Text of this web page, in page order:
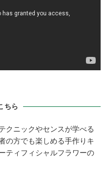
ちら
クニックやセンスが学べる
の方でも楽しめる手作りキ
ティフィシャルフラワーの